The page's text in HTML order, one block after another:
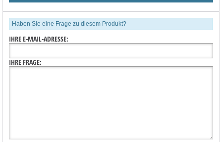
Haben Sie eine Frage zu diesem Produkt?
IHRE E-MAIL-ADRESSE:
IHRE FRAGE: